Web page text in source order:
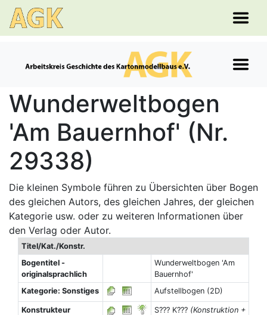
Wunderweltbogen
'Am Bauernhof' (Nr.
29338)
Die kleinen Symbole führen zu Übersichten über Bogen
des gleichen Autors, des gleichen Jahres, der gleichen
Kategorie usw. oder zu weiteren Informationen über
den Verlag oder Autor.
Titel/Kat./Konstr.
Bogentitel -
originalsprachlich
Wunderweltbogen 'Am
Bauernhof'
Kategorie: Sonstiges
Aufstellbogen (2D)
Konstrukteur S??? K??? (Konstruktion +